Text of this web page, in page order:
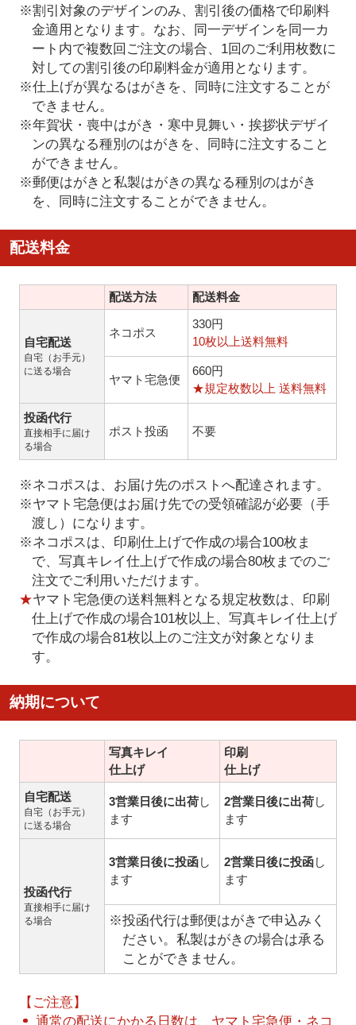
※割引対象のデザインのみ、割引後の価格で印刷料
金適用となります。なお、同一デザインを同一カ
ート内で複数回ご注文の場合、1回のご利用枚数に
対しての割引後の印刷料金が適用となります。
※仕上げが異なるはがきを、同時に注文することが
できません。
※年賀状・喪中はがき・寒中見舞い・挨拶状デザイ
ンの異なる種別のはがきを、同時に注文すること
ができません。
※郵便はがきと私製はがきの異なる種別のはがき
を、同時に注文することができません。
配送料金
配送方法 配送料金
自宅配送
自宅（お手元）
に送る場合
ネコポス
330円
10枚以上送料無料
ヤマト宅急便
660円
★規定枚数以上 送料無料
投函代行
直接相手に届け
る場合
ポスト投函 不要
※ネコポスは、お届け先のポストへ配達されます。
※ヤマト宅急便はお届け先での受領確認が必要（手
渡し）になります。
※ネコポスは、印刷仕上げで作成の場合100枚ま
で、写真キレイ仕上げで作成の場合80枚までのご
注文でご利用いただけます。
★ヤマト宅急便の送料無料となる規定枚数は、印刷
仕上げで作成の場合101枚以上、写真キレイ仕上げ
で作成の場合81枚以上のご注文が対象となりま
す。
納期について
写真キレイ
仕上げ
印刷
仕上げ
自宅配送
自宅（お手元）
に送る場合
3営業日後に出荷し
ます
2営業日後に出荷し
ます
投函代行
直接相手に届け
る場合
3営業日後に投函し
ます
2営業日後に投函し
ます
※投函代行は郵便はがきで申込みく
ださい。私製はがきの場合は承る
ことができません。
【ご注意】
通常の配送にかかる日数は、ヤマト宅急便・ネコ